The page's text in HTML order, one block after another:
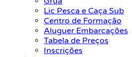
Lic Pesca e Caça Sub
Centro de Formação
Aluguer Embarcações
Tabela de Preços
Inscrições